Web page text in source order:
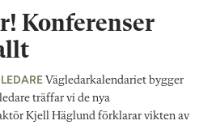
Konferenser
Vägledarkalendariet bygger
träffar vi de nya
Kjell Häglund förklarar vikten av